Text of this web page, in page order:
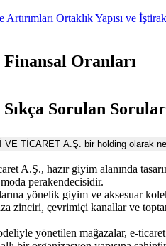
Artırımları Ortaklık Yapısı ve
Oranları
Sorulan Sorular
TİCARET A.Ş. bir holding olarak ne
A.Ş., hazır giyim alanında
perakendecisidir.
yönelik giyim ve aksesuar
zinciri, çevrimiçi kanallar ve
yönetilen mağazalar, e-